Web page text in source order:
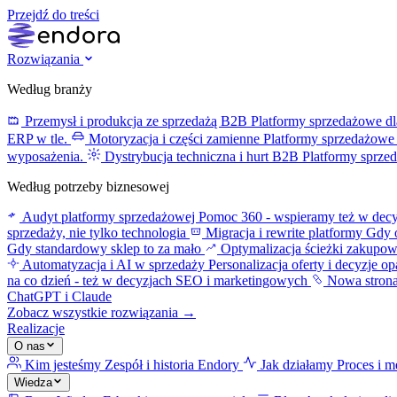
Przejdź do treści
Rozwiązania
Według branży
Przemysł i produkcja ze sprzedażą B2B Platformy sprzedażowe
ERP w tle.
Motoryzacja i części zamienne Platformy
wyposażenia.
Dystrybucja techniczna i hurt B2B Platformy
Według potrzeby biznesowej
Audyt platformy sprzedażowej Pomoc 360 - wspieramy też w
sprzedaży, nie tylko technologia
Migracja i rewrite platformy Gdy
Gdy standardowy sklep to za mało
Optymalizacja ścieżki
Automatyzacja i AI w sprzedaży Personalizacja oferty i decyzje
na co dzień - też w decyzjach SEO i marketingowych
Nowa
ChatGPT i Claude
Zobacz wszystkie rozwiązania →
Realizacje
O nas
Kim jesteśmy Zespół i historia Endory Jak działamy Proces i
Wiedza